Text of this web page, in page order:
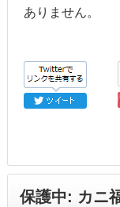
ありません。
保護中: カニ